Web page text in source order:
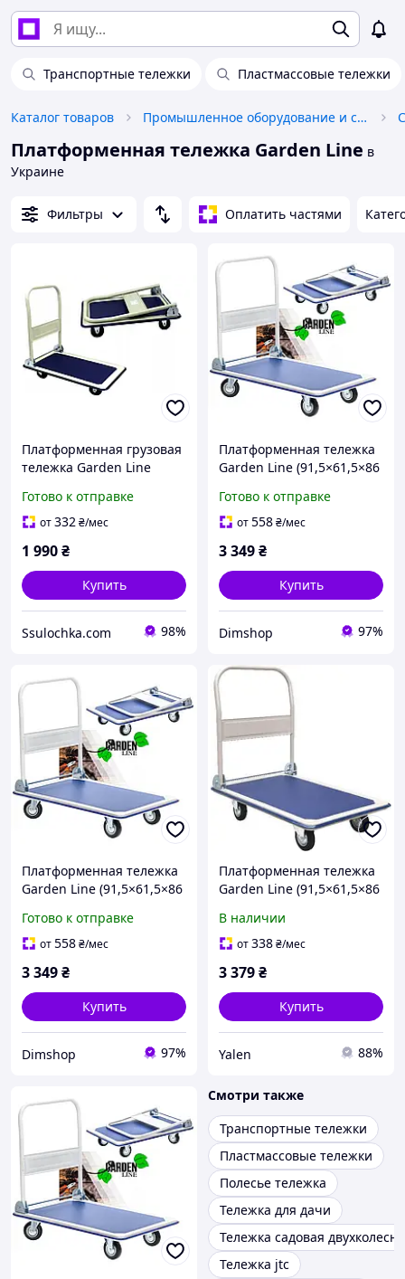
Транспортные тележки Пластмассовые тележки
Каталог товаров Промышленное оборудование и станки
Платформенная тележка Garden Line в
Украине
Фильтры Оплатить частями
Платформенная грузовая
тележка Garden Line
складной ручкой)
Готово к отправке
от332₴/мес
1 990₴
Купить
Ssulochka.com 98%
Платформенная тележка
Garden Line (91,5×61,5×86
грузоподъемность 300 кг
(Польша)
Готово к отправке
от558₴/мес
3 349₴
Купить
Dimshop 97%
Платформенная тележка
Garden Line (91,5×61,5×86
грузоподъемность 300 кг
(Польша)
Готово к отправке
от558₴/мес
3 349₴
Купить
Dimshop 97%
Платформенная тележка
Garden Line (91,5×61,5×86
грузоподъемность 300 кг
(Польша)
В наличии
от338₴/мес
3 379₴
Купить
Yalen 88%
Смотри также
Транспортные тележки
Пластмассовые тележки
Полесье тележка
Тележка для дачи
Тележка садовая
Тележка jtc